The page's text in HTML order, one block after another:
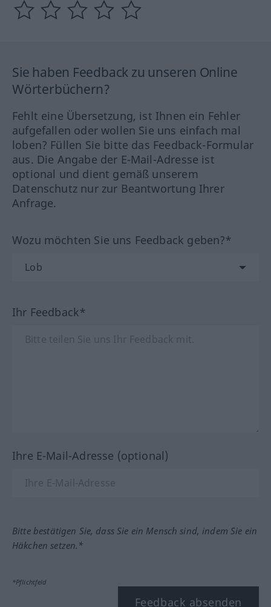
Sie haben Feedback zu unseren Online
Wörterbüchern?
Fehlt eine Übersetzung, ist Ihnen ein Fehler
aufgefallen oder wollen Sie uns einfach mal
loben? Füllen Sie bitte das Feedback-Formular
aus. Die Angabe der E-Mail-Adresse ist
optional und dient gemäß unserem
Datenschutz nur zur Beantwortung Ihrer
Anfrage.
Wozu möchten Sie uns Feedback geben?*
Ihr Feedback*
Ihre E-Mail-Adresse (optional)
Bitte bestätigen Sie, dass Sie ein Mensch sind, indem Sie ein
Häkchen setzen.*
*Pflichtfeld
Feedback absenden